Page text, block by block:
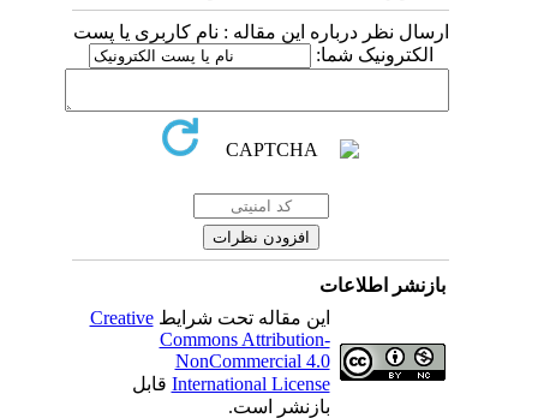
ارسال نظر درباره این مقاله : نام کاربری یا پست
الکترونیک شما:
بازنشر اطلاعات
این مقاله تحت شرایطCreative
Commons Attribution-
NonCommercial 4.0
International Licenseقابل
بازنشر است.